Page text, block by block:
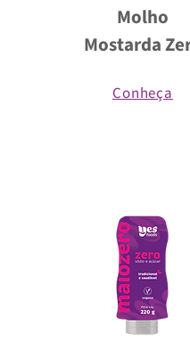
Molho
Mostarda
Conheça